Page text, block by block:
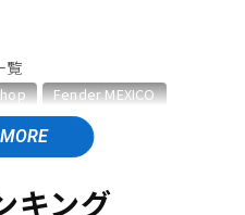
電子ピアノ
その他楽器
覧
Fender MEXICO
Series
キング